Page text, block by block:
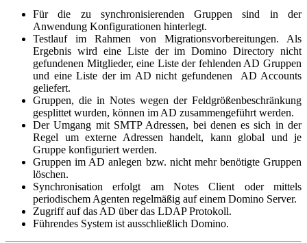
Für die zu synchronisierenden Gruppen sind in der
Anwendung Konfigurationen hinterlegt.
Testlauf im Rahmen von Migrationsvorbereitungen. Als
Ergebnis wird eine Liste der im Domino Directory nicht
gefundenen Mitglieder, eine Liste der fehlenden AD Gruppen
und eine Liste der im AD nicht gefundenen AD Accounts
geliefert.
Gruppen, die in Notes wegen der Feldgrößenbeschränkung
gesplittet wurden, können im AD zusammengeführt werden.
Der Umgang mit SMTP Adressen, bei denen es sich in der
Regel um externe Adressen handelt, kann global und je
Gruppe konfiguriert werden.
Gruppen im AD anlegen bzw. nicht mehr benötigte Gruppen
löschen.
Synchronisation erfolgt am Notes Client oder mittels
periodischem Agenten regelmäßig auf einem Domino Server.
Zugriff auf das AD über das LDAP Protokoll.
Führendes System ist ausschließlich Domino.